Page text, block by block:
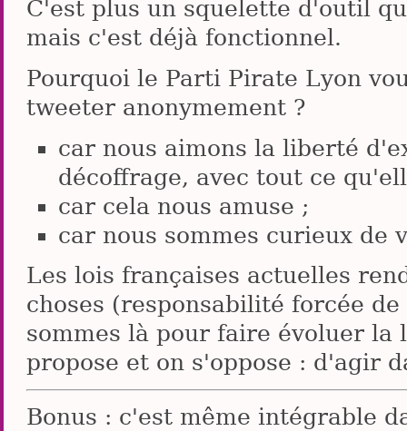
C'est plus un squelette d'outil
mais c'est déjà fonctionnel.
Pourquoi le Parti Pirate Lyon
tweeter anonymement ?
car nous aimons la liberté
décoffrage, avec tout ce
car cela nous amuse ;
car nous sommes curieux de
Les lois françaises actuelles
choses (responsabilité forcée
sommes là pour faire évoluer la
propose et on s'oppose : d'agir
Bonus : c'est même intégrable